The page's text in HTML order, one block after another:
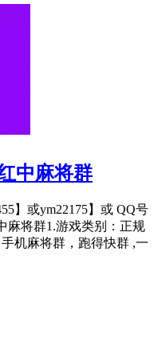
中麻将群
】或ym22175】或 QQ号
麻将群1.游戏类别：正规
机麻将群，跑得快群 ,一